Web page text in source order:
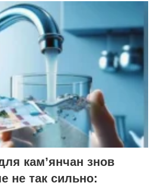
кам’янчан знов
не так сильно: